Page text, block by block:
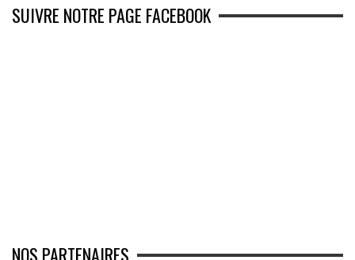
SUIVRE NOTRE PAGE FACEBOOK
NOS PARTENAIRES